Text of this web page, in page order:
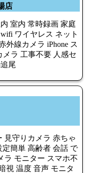
店
室内 常時録画 家庭
ワイヤレス ネット
外線カメラ iPhone ス
メラ 工事不要 人感セ
尾
見守りカメラ 赤ちゃ
定簡単 高齢者 会話 で
ラ モニター スマホ不
視 温度 音声 モニタ